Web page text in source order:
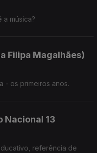
a música?
Filipa Magalhães)
- os primeiros anos.
Nacional 13
referência de